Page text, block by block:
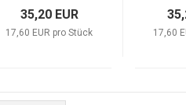
35,20 EUR
17,60 EUR pro Stück 17,60